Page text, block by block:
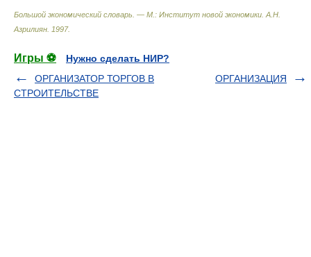
Большой экономический словарь. — М.: Институт новой экономики А.Н.
Азрилиян 1997.
Игры ⚽
Нужно сделать НИР?
ОРГАНИЗАТОР ТОРГОВ В
СТРОИТЕЛЬСТВЕ
ОРГАНИЗАЦИЯ